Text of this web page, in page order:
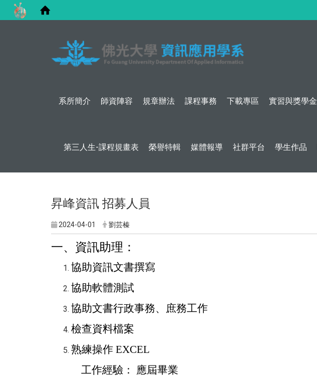
:::
系所簡介 師資陣容 規章辦法 課程事務 下載專區 實習與獎學金
第三人生-課程規畫表 榮譽特輯 媒體報導 社群平台 學生作品
昇峰資訊 招募人員
2024-04-01 劉芸榛
一、資訊助理：
協助資訊文書撰寫
協助軟體測試
協助文書行政事務、庶務工作
檢查資料檔案
熟練操作 EXCEL
工作經驗： 應屆畢業